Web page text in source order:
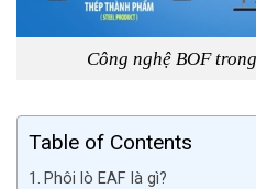
Công nghệ BOF
Table of Contents
Phôi lò EAF là gì?